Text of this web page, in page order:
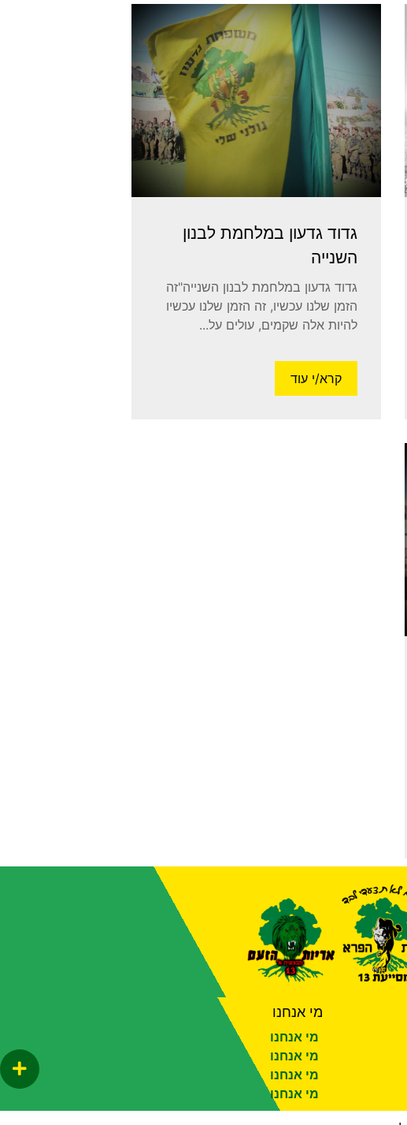
גדוד גדעון במלחמת לבנון
השנייה
גדוד גדעון במלחמת לבנון השנייה"זה
הזמן שלנו עכשיו, זה הזמן שלנו עכשיו
להיות אלה שקמים, עולים על...
קרא/י עוד
מי אנחנו
מי אנחנו
מי אנחנו
מי אנחנו
מי אנחנו